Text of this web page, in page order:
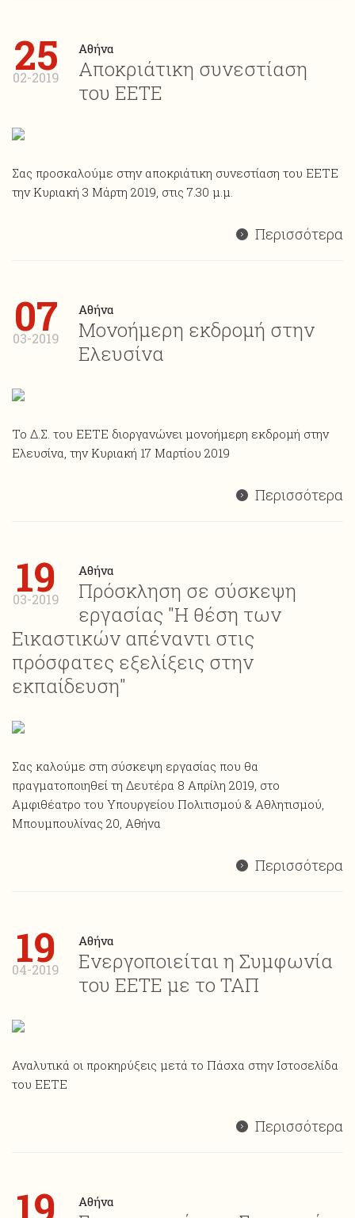
25
02-2019
Αθήνα
Αποκριάτικη συνεστίαση
του ΕΕΤΕ
Σας προσκαλούμε στην αποκριάτικη συνεστίαση του ΕΕΤΕ
την Κυριακή 3 Μάρτη 2019, στις 7.30 μ.μ.
Περισσότερα
07
03-2019
Αθήνα
Μονοήμερη εκδρομή στην
Ελευσίνα
Το Δ.Σ. του ΕΕΤΕ διοργανώνει μονοήμερη εκδρομή στην
Ελευσίνα, την Κυριακή 17 Μαρτίου 2019
Περισσότερα
19
03-2019
Αθήνα
Πρόσκληση σε σύσκεψη
εργασίας "Η θέση των
Εικαστικών απέναντι στις
πρόσφατες εξελίξεις στην
εκπαίδευση"
Σας καλούμε στη σύσκεψη εργασίας που θα
πραγματοποιηθεί τη Δευτέρα 8 Απρίλη 2019, στο
Αμφιθέατρο του Υπουργείου Πολιτισμού & Αθλητισμού,
Μπουμπουλίνας 20, Αθήνα
Περισσότερα
19
04-2019
Αθήνα
Ενεργοποιείται η Συμφωνία
του ΕΕΤΕ με το ΤΑΠ
Αναλυτικά οι προκηρύξεις μετά το Πάσχα στην Ιστοσελίδα
του ΕΕΤΕ
Περισσότερα
Αθήνα